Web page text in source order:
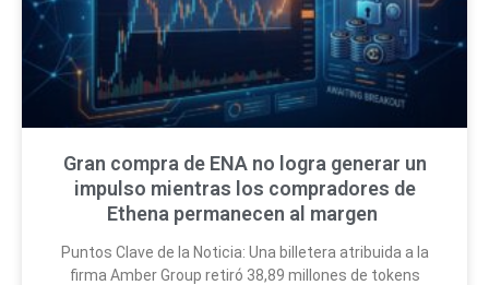
Gran compra de ENA no logra generar un
impulso mientras los compradores de
Ethena permanecen al margen
Puntos Clave de la Noticia: Una billetera atribuida a la
firma Amber Group retiró 38,89 millones de tokens